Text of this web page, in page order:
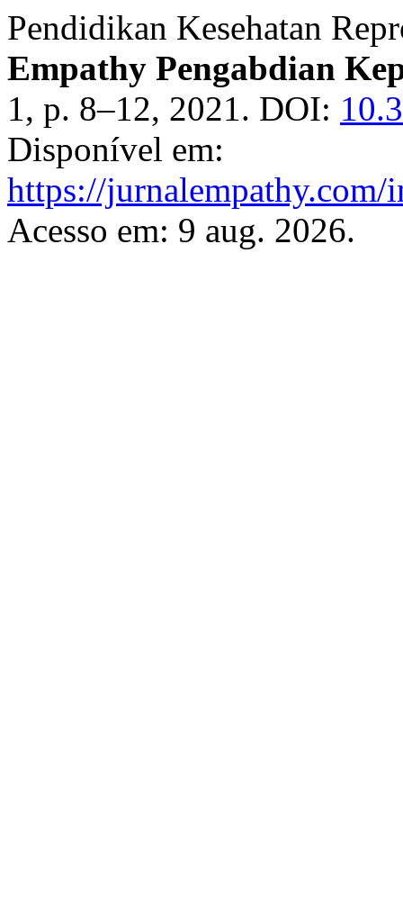
Pendidikan Kesehatan
Empathy Pengabdian
1, p. 8–12, 2021. DOI:
Disponível em:
https://
Acesso em: 9 aug. 2026.